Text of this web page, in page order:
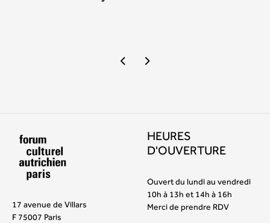
17 avenue de Villars
F 75007 Paris
HEURES
D'OUVERTURE
Ouvert du lundi au vendredi
10h à 13h et 14h à 16h
Merci de prendre RDV